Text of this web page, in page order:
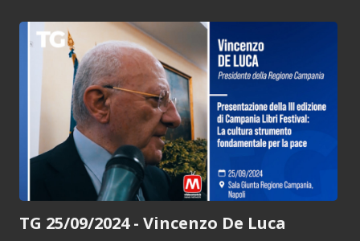
TG 25/09/2024 - Vincenzo De Luca